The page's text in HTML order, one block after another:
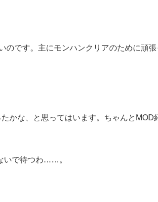
のです。主にモンハンクリアのために頑張
かな、と思ってはいます。ちゃんとMOD
いで待つわ……。